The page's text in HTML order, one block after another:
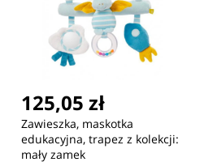
125,05 zł
Zawieszka, maskotka
edukacyjna, trapez z kolekcji:
mały zamek